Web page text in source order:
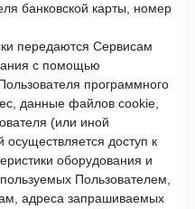
банковской карты, номер
передаются Сервисам
с помощью
программного
данные файлов cookie,
(или иной
доступ к
оборудования и
Пользователем,
адреса запрашиваемых